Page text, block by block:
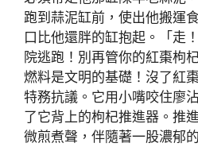
跑到蒜泥缸前，使出他搬運
口比他還胖的缸抱起。「走
院逃跑！別再管你的紅棗枸
燃料是文明的基礎！沒了紅
特務抗議。它用小嘴咬住廖
了它背上的枸杞推進器。推
微煎煮聲，伴隨著一股濃郁